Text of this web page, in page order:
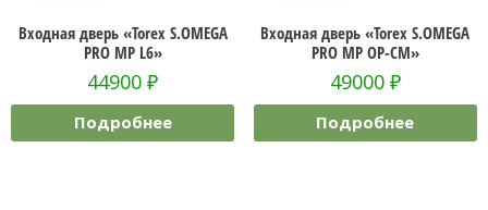
Входная дверь «Torex S.OMEGA
PRO MP L6»
44900₽
Подробнее
Входная дверь «Torex S.OMEGA
PRO MP OP-CM»
49000 ₽
Подробнее